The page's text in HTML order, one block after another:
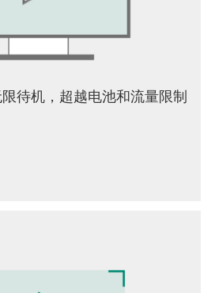
待机，超越电池和流量限制